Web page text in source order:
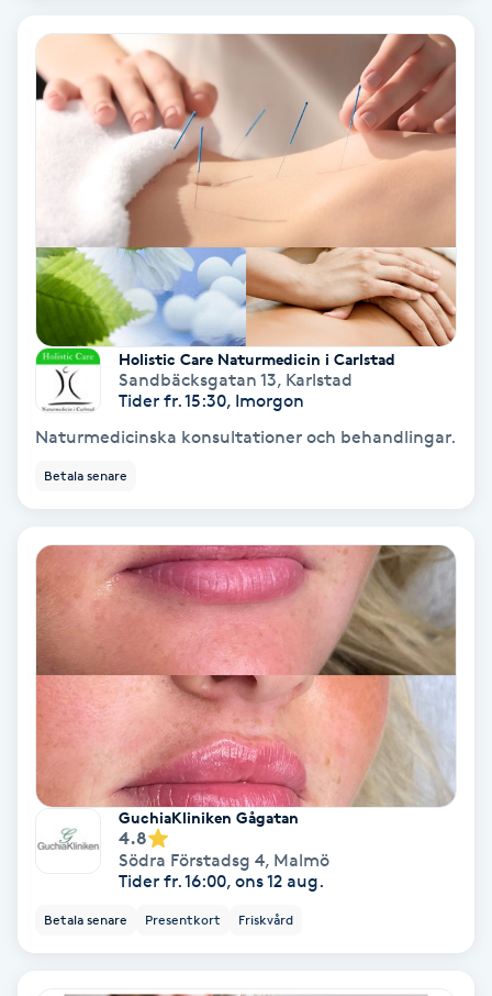
Ombre brows
Ombre naglar
Optiker
Ortobionomi
Ortopedi
Osteopati
Paraffinbehandling
Pedikyr
Pensionärklippning
Permanent
Permanent hårborttagning
Permanent ögonbrynsmakeup
Personal shopper
Holistic Care Naturmedicin i Carlstad
Sandbäcksgatan 13, Karlstad
Tider fr. 15:30, Imorgon
Naturmedicinska konsultationer och behandlingar.
Betala senare
GuchiaKliniken Gågatan
4.8
Södra Förstadsg 4, Malmö
Tider fr. 16:00, ons 12 aug.
Betala senare Presentkort Friskvård